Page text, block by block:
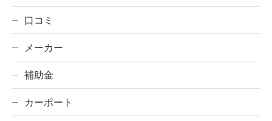
口コミ
メーカー
補助金
カーポート